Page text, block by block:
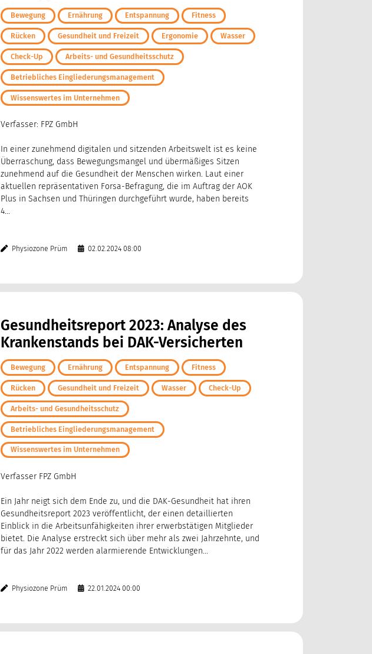
Bewegung Ernährung Entspannung Fitness
Rücken Gesundheit und Freizeit Ergonomie Wasser
Check-Up Arbeits- und Gesundheitsschutz
Betriebliches Eingliederungsmanagement
Wissenswertes im Unternehmen
Verfasser: FPZ GmbH
In einer zunehmend digitalen und sitzenden Arbeitswelt ist es keine
Überraschung, dass Bewegungsmangel und übermäßiges Sitzen
zunehmend auf die Gesundheit der Menschen wirken. Laut einer
aktuellen repräsentativen Forsa-Befragung, die im Auftrag der AOK
Plus in Sachsen und Thüringen durchgeführt wurde, haben bereits
4...
Physiozone Prüm 02.02.2024 08:00
Gesundheitsreport 2023: Analyse des
Krankenstands bei DAK-Versicherten
Bewegung Ernährung Entspannung Fitness
Rücken Gesundheit und Freizeit Wasser Check-Up
Arbeits- und Gesundheitsschutz
Betriebliches Eingliederungsmanagement
Wissenswertes im Unternehmen
Verfasser FPZ GmbH
Ein Jahr neigt sich dem Ende zu, und die DAK-Gesundheit hat ihren
Gesundheitsreport 2023 veröffentlicht, der einen detaillierten
Einblick in die Arbeitsunfähigkeiten ihrer erwerbstätigen Mitglieder
bietet. Die Analyse erstreckt sich über mehr als zwei Jahrzehnte, und
für das Jahr 2022 werden alarmierende Entwicklungen...
Physiozone Prüm 22.01.2024 00:00